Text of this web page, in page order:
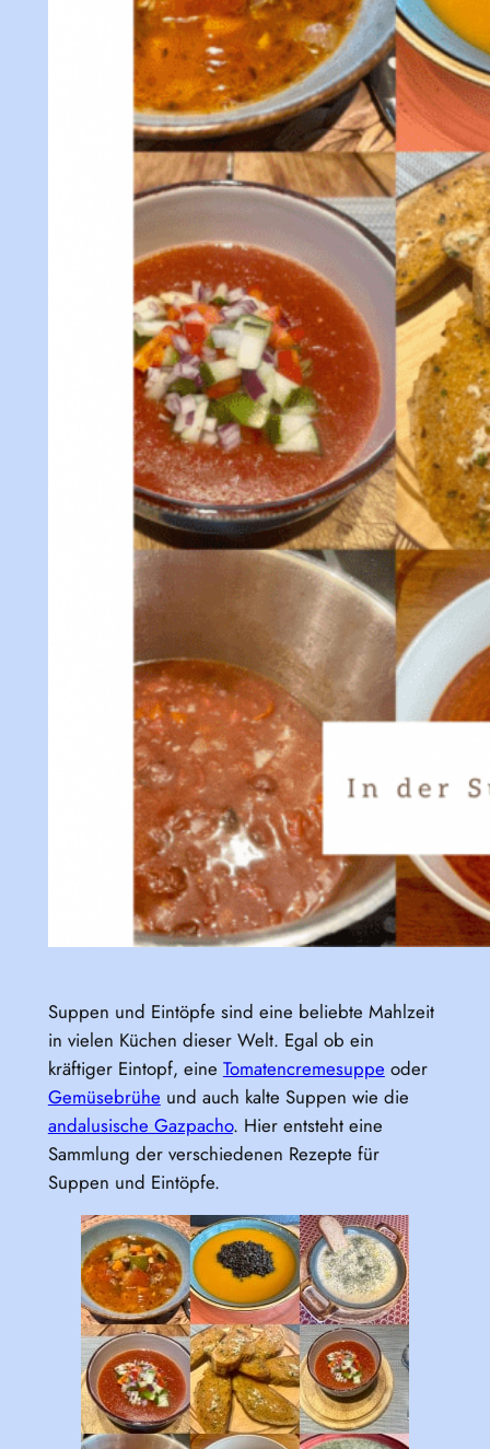
Suppen und Eintöpfe sind eine beliebte Mahlzeit
in vielen Küchen dieser Welt. Egal ob ein
kräftiger Eintopf, eine Tomatencremesuppe oder
Gemüsebrühe und auch kalte Suppen wie die
andalusische Gazpacho. Hier entsteht eine
Sammlung der verschiedenen Rezepte für
Suppen und Eintöpfe.